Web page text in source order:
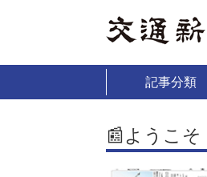
記事分類
📰ようこそ